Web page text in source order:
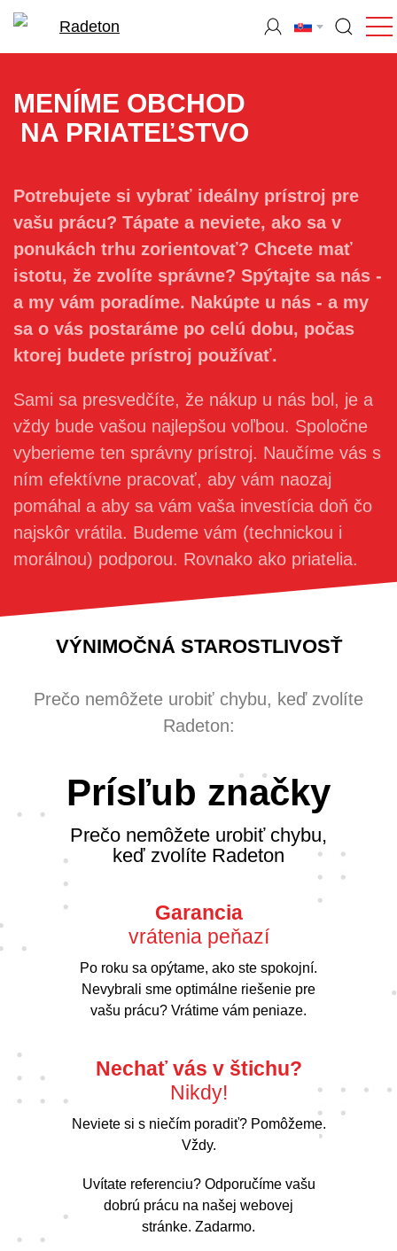
MENÍME OBCHOD
NA PRIATEĽSTVO
Potrebujete si vybrať ideálny prístroj pre
vašu prácu? Tápate a neviete, ako sa v
ponukách trhu zorientovať? Chcete mať
istotu, že zvolíte správne? Spýtajte sa nás -
a my vám poradíme. Nakúpte u nás - a my
sa o vás postaráme po celú dobu, počas
ktorej budete prístroj používať.
Sami sa presvedčíte, že nákup u nás bol, je a
vždy bude vašou najlepšou voľbou. Spoločne
vyberieme ten správny prístroj. Naučíme vás s
ním efektívne pracovať, aby vám naozaj
pomáhal a aby sa vám vaša investícia doň čo
najskôr vrátila. Budeme vám (technickou i
morálnou) podporou. Rovnako ako priatelia.
VÝNIMOČNÁ STAROSTLIVOSŤ
Prečo nemôžete urobiť chybu, keď zvolíte
Radeton:
Prísľub značky
Prečo nemôžete urobiť chybu,
keď zvolíte Radeton
Garancia
vrátenia peňazí
Po roku sa opýtame, ako ste spokojní.
Nevybrali sme optimálne riešenie pre
vašu prácu? Vrátime vám peniaze.
Nechať vás v štichu?
Nikdy!
Neviete si s niečím poradiť? Pomôžeme.
Vždy.
Uvítate referenciu? Odporučíme vašu
dobrú prácu na našej webovej
stránke. Zadarmo.